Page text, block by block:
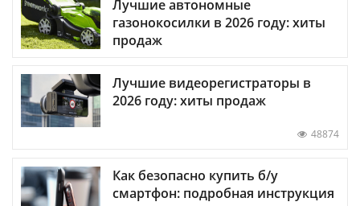
Лучшие автономные
газонокосилки в 2026 году: хиты
продаж
Лучшие видеорегистраторы в
2026 году: хиты продаж
48874
Как безопасно купить б/у
смартфон: подробная инструкция